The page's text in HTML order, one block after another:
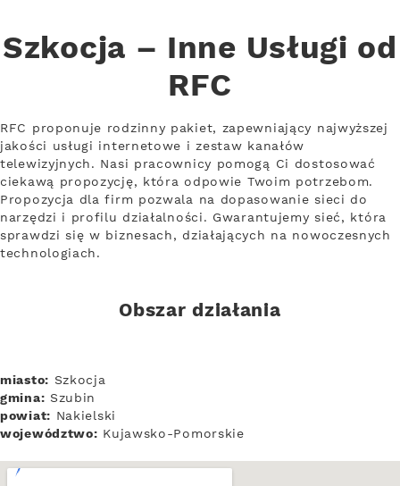
Szkocja – Inne Usługi od
RFC
RFC proponuje rodzinny pakiet, zapewniający najwyższej
jakości usługi internetowe i zestaw kanałów
telewizyjnych. Nasi pracownicy pomogą Ci dostosować
ciekawą propozycję, która odpowie Twoim potrzebom.
Propozycja dla firm pozwala na dopasowanie sieci do
narzędzi i profilu działalności. Gwarantujemy sieć, która
sprawdzi się w biznesach, działających na nowoczesnych
technologiach.
Obszar działania
miasto: Szkocja
gmina: Szubin
powiat: Nakielski
województwo: Kujawsko-Pomorskie